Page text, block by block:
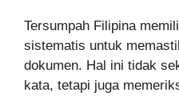
Tersumpah Filipina
sistematis untuk
dokumen. Hal ini tidak
kata, tetapi juga